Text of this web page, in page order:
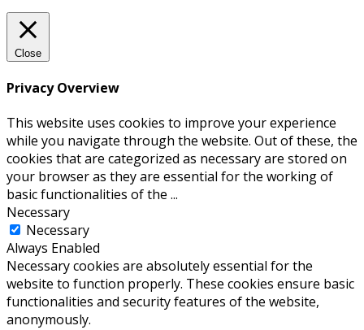
Close
Privacy Overview
This website uses cookies to improve your experience
while you navigate through the website. Out of these, the
cookies that are categorized as necessary are stored on
your browser as they are essential for the working of
basic functionalities of the ...
Necessary
Necessary
Always Enabled
Necessary cookies are absolutely essential for the
website to function properly. These cookies ensure basic
functionalities and security features of the website,
anonymously.